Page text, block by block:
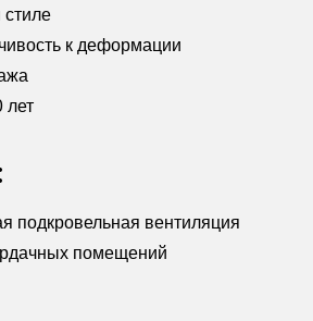
к деформации
лет
подкровельная вентиляция
помещений